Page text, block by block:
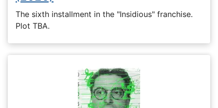
The sixth installment in the "Insidious" franchise.
Plot TBA.